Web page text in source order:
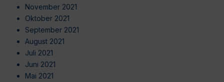
November 2021
Oktober 2021
September 2021
August 2021
Juli 2021
Juni 2021
Mai 2021